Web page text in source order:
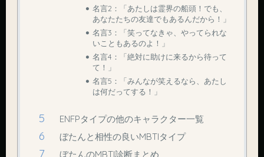
名言2：「あたしは霊界の船頭！でも、
あなたたちの友達でもあるんだから！」
名言3：「笑ってなきゃ、やってられな
いこともあるのよ！」
名言4：「絶対に助けに来るから待って
て！」
名言5：「みんなが笑えるなら、あたし
は何だってする！」
ENFPタイプの他のキャラクター一覧
ぼたんと相性の良いMBTIタイプ
ぼたんのMBTI診断まとめ